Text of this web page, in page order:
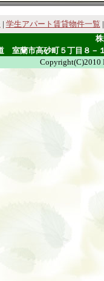
| 学生アパート賃貸物件一覧
室蘭市高砂町５丁目８
Copyright(C)2010